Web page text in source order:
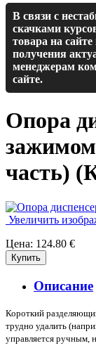
В связи с
скачками
товара на
получения
менеджерам
сайте.
Опора
часть)
Увеличить
Цена: 124.80 €
Описание
Короткий
трудно удалить
управляется ручным,